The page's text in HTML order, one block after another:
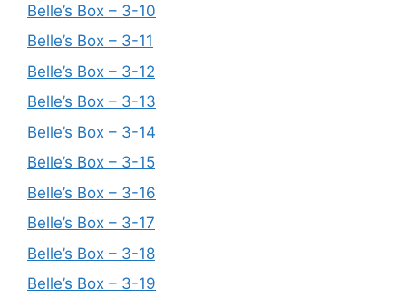
Belle’s Box – 3-10
Belle’s Box – 3-11
Belle’s Box – 3-12
Belle’s Box – 3-13
Belle’s Box – 3-14
Belle’s Box – 3-15
Belle’s Box – 3-16
Belle’s Box – 3-17
Belle’s Box – 3-18
Belle’s Box – 3-19